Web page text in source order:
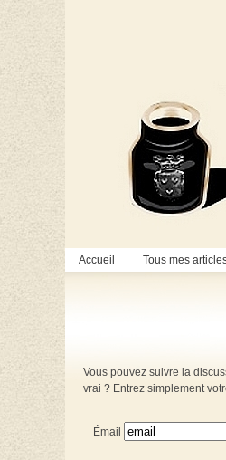
Accueil Tous mes
Vous pouvez suivre la
vrai ? Entrez simplement
Émail